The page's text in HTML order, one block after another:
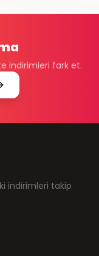
indirimleri fark et.
indirimleri takip